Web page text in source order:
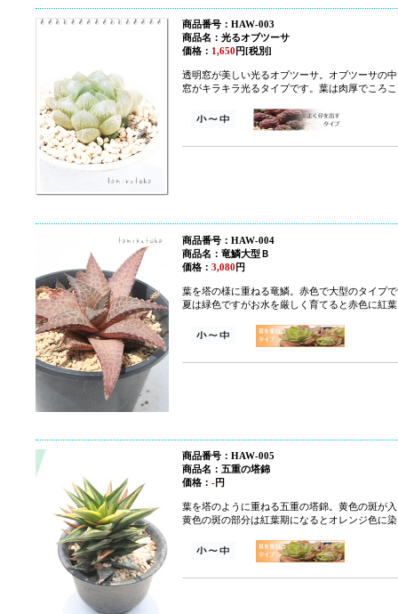
商品番号：HAW-003
商品名：光るオブツーサ
価格： 1,650 円[税別]
透明窓が美しい光るオブツーサ。オブツーサの
窓がキラキラ光るタイプです。葉は肉厚でころ
商品番号：HAW-004
商品名：竜鱗大型Ｂ
価格： 3,080 円
葉を塔の様に重ねる竜鱗。赤色で大型のタイプ
夏は緑色ですがお水を厳しく育てると赤色に紅
商品番号：HAW-005
商品名：五重の塔錦
価格： -円
葉を塔のように重ねる五重の塔錦。黄色の斑が
黄色の斑の部分は紅葉期になるとオレンジ色に